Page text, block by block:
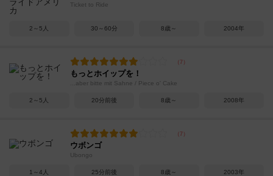
Ticket to Ride
2～5人 30～60分 8歳～ 2004年
もっとホイップを！
...aber bitte mit Sahne / Piece o' Cake
2～5人 20分前後 8歳～ 2008年
ウボンゴ
Ubongo
1～4人 25分前後 8歳～ 2003年